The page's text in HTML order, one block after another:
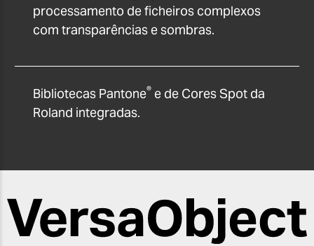
processamento de ficheiros complexos
com transparências e sombras.
Bibliotecas Pantone® e de Cores Spot da
Roland integradas.